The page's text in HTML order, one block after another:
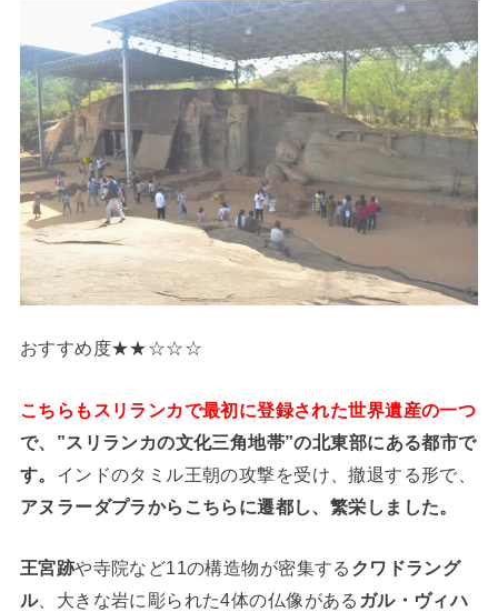
おすすめ度★★☆☆☆
こちらもスリランカで最初に登録された世界遺産の一つ
で、”スリランカの文化三角地帯”の北東部にある都市で
す。 インドのタミル王朝の攻撃を受け、撤退する形で、
アヌラーダプラからこちらに遷都し、繁栄しました。
王宮跡や寺院など11の構造物が密集する クワドラング
ル、大きな岩に彫られた4体の仏像がある ガル・ヴィハ